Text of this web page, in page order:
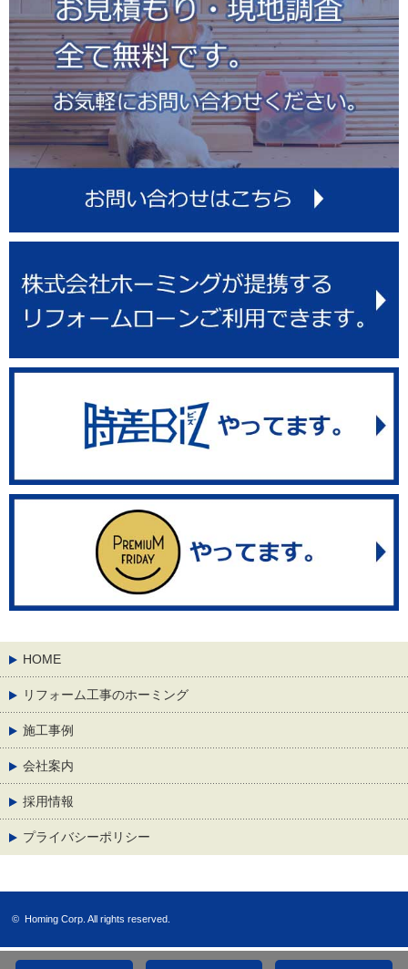
HOME
リフォーム工事のホーミング
施工事例
会社案内
採用情報
プライバシーポリシー
© Homing Corp. All rights reserved.